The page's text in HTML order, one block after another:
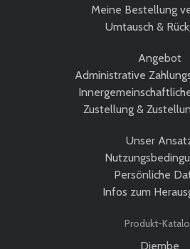
Meine Bestellung
Umtausch &
Angebot
Administrative
Zustellung &
Unser
Persönliche
Infos zum
Produkt-
Djembe